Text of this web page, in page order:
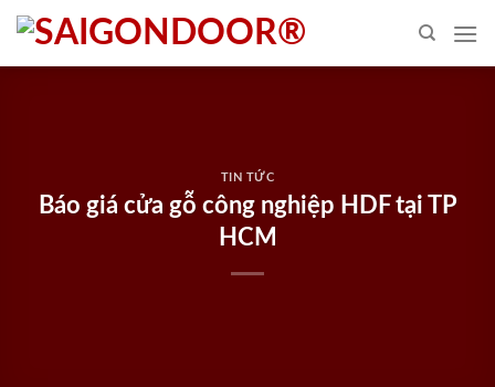
Skip
content
TIN TỨC
Báo giá cửa gỗ công nghiệp HDF tại TP
HCM